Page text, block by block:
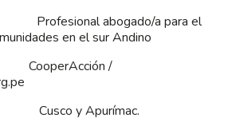
abogado/a para el
en el sur Andino
CooperAcción /
y Apurímac.